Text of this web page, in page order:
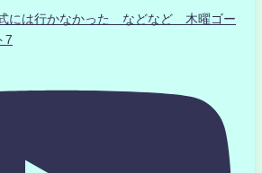
には行かなかった などなど 木曜ゴー
7